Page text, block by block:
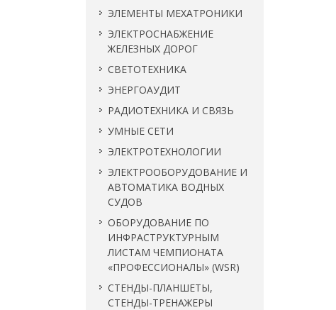
ЭЛЕМЕНТЫ МЕХАТРОНИКИ
ЭЛЕКТРОСНАБЖЕНИЕ
ЖЕЛЕЗНЫХ ДОРОГ
СВЕТОТЕХНИКА
ЭНЕРГОАУДИТ
РАДИОТЕХНИКА И СВЯЗЬ
УМНЫЕ СЕТИ
ЭЛЕКТРОТЕХНОЛОГИИ
ЭЛЕКТРООБОРУДОВАНИЕ И
АВТОМАТИКА ВОДНЫХ
СУДОВ
ОБОРУДОВАНИЕ ПО
ИНФРАСТРУКТУРНЫМ
ЛИСТАМ ЧЕМПИОНАТА
«ПРОФЕССИОНАЛЫ» (WSR)
СТЕНДЫ-ПЛАНШЕТЫ,
СТЕНДЫ-ТРЕНАЖЕРЫ